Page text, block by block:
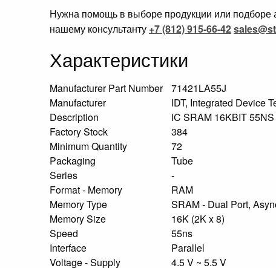
Нужна помощь в выборе продукции или подборе
нашему консультанту +7 (812) 915-66-42
Характеристики
Manufacturer Part Number 71421LA55J
Manufacturer
IDT, Integrated Device
Description
IC SRAM 16KBIT
Factory Stock
384
Minimum Quantity
72
Packaging
Tube
Series
-
Format - Memory
RAM
Memory Type
SRAM - Dual Port,
Memory Size
16K (2K x 8)
Speed
55ns
Interface
Parallel
Voltage - Supply
4.5 V ~ 5.5 V